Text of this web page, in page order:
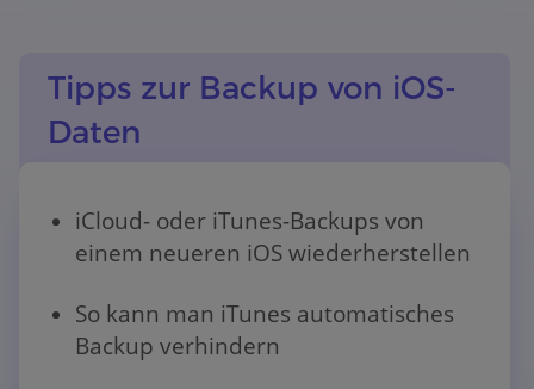
Tipps zur Backup von iOS-
Daten
iCloud- oder iTunes-Backups von
einem neueren iOS wiederherstellen
So kann man iTunes automatisches
Backup verhindern